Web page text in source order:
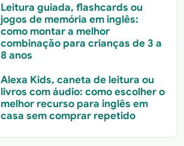
Leitura guiada, flashcards ou
jogos de memória em inglês:
como montar a melhor
combinação para crianças de 3 a
8 anos
Alexa Kids, caneta de leitura ou
livros com áudio: como escolher o
melhor recurso para inglês em
casa sem comprar repetido